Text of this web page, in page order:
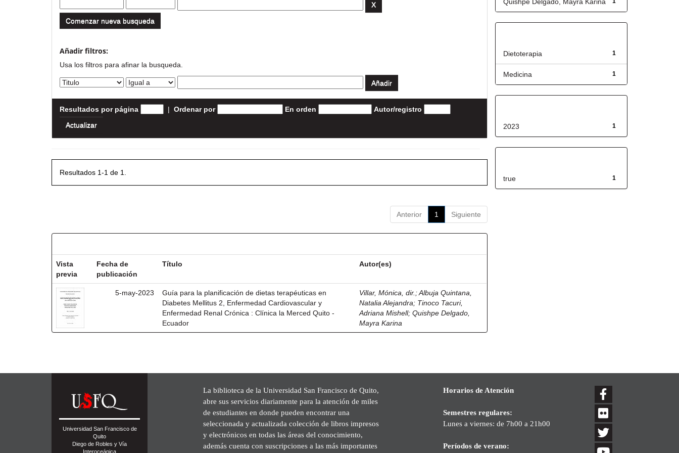
Comenzar nueva busqueda
Añadir filtros:
Usa los filtros para afinar la busqueda.
Resultados por página | Ordenar por En orden Autor/registro
Resultados 1-1 de 1.
Anterior 1 Siguiente
Vista
previa
Fecha de
publicación
Título Autor(es)
5-may-2023
Guía para la planificación de dietas terapéuticas en
Diabetes Mellitus 2, Enfermedad Cardiovascular y
Enfermedad Renal Crónica : Clínica la Merced Quito -
Ecuador
Villar, Mónica, dir. ;Albuja Quintana,
Natalia Alejandra; Tinoco Tacuri,
Adriana Mishell;Quishpe Delgado,
Mayra Karina
1
Dietoterapia
1
Medicina
1
2023
1
true
Universidad San Francisco de
Quito
Diego de Robles y Vía
Interoceánica
La biblioteca de la Universidad San Francisco de Quito,
abre sus servicios diariamente para la atención de miles
de estudiantes en donde pueden encontrar una
seleccionada y actualizada colección de libros impresos
y electrónicos en todas las áreas del conocimiento,
además cuenta con suscripciones a las más importantes
Horarios de Atención
Semestres regulares:
Lunes a viernes: de 7h00 a 21h00
Períodos de verano: